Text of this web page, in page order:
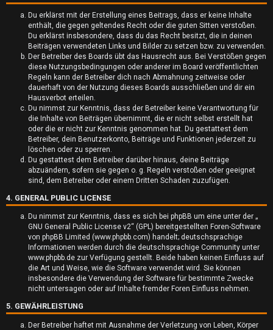
h
Du erklärst mit der Erstellung eines Beitrags, dass er keine Inhalte
enthält, die gegen geltendes Recht oder die guten Sitten verstoßen.
Du erklärst insbesondere, dass du das Recht besitzt, die in deinen
Beiträgen verwendeten Links und Bilder zu setzen bzw. zu verwenden.
Der Betreiber des Boards übt das Hausrecht aus. Bei Verstößen gegen
diese Nutzungsbedingungen oder anderer im Board veröffentlichten
Regeln kann der Betreiber dich nach Abmahnung zeitweise oder
dauerhaft von der Nutzung dieses Boards ausschließen und dir ein
Hausverbot erteilen.
Du nimmst zur Kenntnis, dass der Betreiber keine Verantwortung für
die Inhalte von Beiträgen übernimmt, die er nicht selbst erstellt hat
oder die er nicht zur Kenntnis genommen hat. Du gestattest dem
Betreiber, dein Benutzerkonto, Beiträge und Funktionen jederzeit zu
löschen oder zu sperren.
Du gestattest dem Betreiber darüber hinaus, deine Beiträge
abzuändern, sofern sie gegen o. g. Regeln verstoßen oder geeignet
sind, dem Betreiber oder einem Dritten Schaden zuzufügen.
4. GENERAL PUBLIC LICENSE
Du nimmst zur Kenntnis, dass es sich bei phpBB um eine unter der „
GNU General Public License v2“ (GPL) bereitgestellten Foren-Software
von phpBB Limited (www.phpbb.com) handelt; deutschsprachige
Informationen werden durch die deutschsprachige Community unter
www.phpbb.de zur Verfügung gestellt. Beide haben keinen Einfluss auf
die Art und Weise, wie die Software verwendet wird. Sie können
insbesondere die Verwendung der Software für bestimmte Zwecke
nicht untersagen oder auf Inhalte fremder Foren Einfluss nehmen.
5. GEWÄHRLEISTUNG
Der Betreiber haftet mit Ausnahme der Verletzung von Leben, Körper